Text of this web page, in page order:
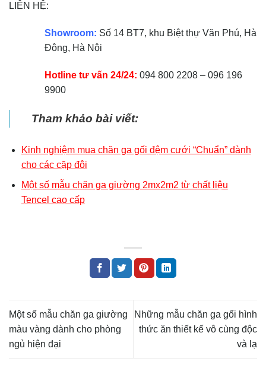
LIÊN HỆ:
Showroom: Số 14 BT7, khu Biệt thự Văn Phú, Hà
Đông, Hà Nội
Hotline tư vấn 24/24: 094 800 2208 – 096 196
9900
Tham khảo bài viết:
Kinh nghiệm mua chăn ga gối đệm cưới “Chuẩn” dành
cho các cặp đôi
Một số mẫu chăn ga giường 2mx2m2 từ chất liệu
Tencel cao cấp
Một số mẫu chăn ga giường
màu vàng dành cho phòng
ngủ hiện đại
Những mẫu chăn ga gối hình
thức ăn thiết kế vô cùng độc
và lạ